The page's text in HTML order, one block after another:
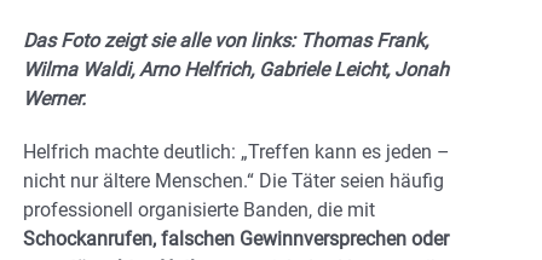
Das Foto zeigt sie alle von links: Thomas Frank,
Wilma Waldi, Arno Helfrich, Gabriele Leicht, Jonah
Werner.
Helfrich machte deutlich: „Treffen kann es jeden –
nicht nur ältere Menschen.“ Die Täter seien häufig
professionell organisierte Banden, die mit
Schockanrufen, falschen Gewinnversprechen oder